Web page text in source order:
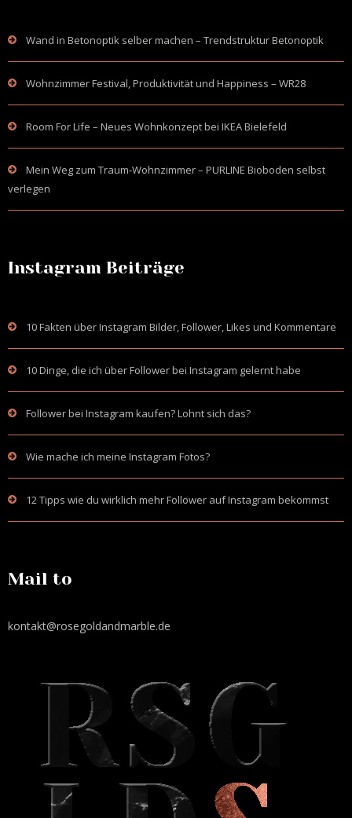
Wand in Betonoptik selber machen – Trendstruktur Betonoptik
Wohnzimmer Festival, Produktivität und Happiness – WR28
Room For Life – Neues Wohnkonzept bei IKEA Bielefeld
Mein Weg zum Traum-Wohnzimmer – PURLINE Bioboden selbst
verlegen
Instagram Beiträge
10 Fakten über Instagram Bilder, Follower, Likes und Kommentare
10 Dinge, die ich über Follower bei Instagram gelernt habe
Follower bei Instagram kaufen? Lohnt sich das?
Wie mache ich meine Instagram Fotos?
12 Tipps wie du wirklich mehr Follower auf Instagram bekommst
Mail to
kontakt@rosegoldandmarble.de